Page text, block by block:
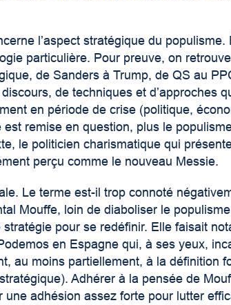
l’aspect stratégique du populisme.
particulière. Pour preuve, on
de Sanders à Trump, de QS au
discours, de techniques et d’approches
en période de crise (politique,
remise en question, plus le
le politicien charismatique qui
perçu comme le nouveau Messie.
Le terme est-il trop connoté
Mouffe, loin de diaboliser le
pour se redéfinir. Elle faisait
en Espagne qui, à ses yeux,
au moins partiellement, à la définition
Adhérer à la pensée de
adhésion assez forte pour lutter